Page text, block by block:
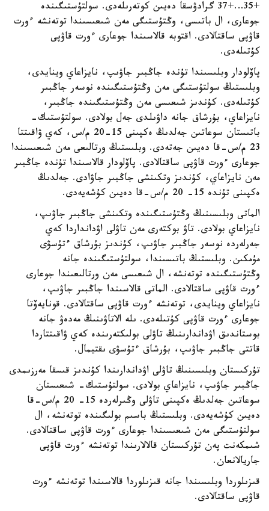
+35…+37 گرادۋسقا دەيىن كوتەرىلەدى. سولتۇستىگىندە
جوعارى، ال باتىسى، وڭتۇستىگى مەن شىعىسىندا توتەنشە ءورت
قاۋپى ساقتالادى. اقتوبە قالاسىندا جوعارى ءورت قاۋپى
كۇتىلەدى.
پاۆلودار وبلىسىندا تۇندە جاڭبىر جاۋىپ، نايزاعاي وينايدى،
وبلىستىڭ سولتۇستىگى مەن وڭتۇستىگىندە نوسەر جاڭبىر
كۇتىلەدى. كۇندىز شىعىسى مەن وڭتۇستىگىندە جاڭبىر،
نايزاعاي، بۇرشاق جانە داۋىلدى جەل بولادى. سولتۇستىك-
باتىستان سوعاتىن جەلدىڭ ەكپىنى 15-20 م/س، كەي ۋاقىتتا
23 م/س-قا دەيىن جەتەدى. وبلىستىڭ ورتالىعى مەن شىعىسىندا
جوعارى ءورت قاۋپى ساقتالادى. پاۆلودار قالاسىندا تۇندە جاڭبىر
مەن نايزاعاي، كۇندىز وتكىنشى جاڭبىر جاۋادى. جەلدىڭ
ەكپىنى تۇندە 15- 20 م/س-قا دەيىن كۇشەيەدى.
الماتى وبلىسىنىڭ وڭتۇستىگىندە وتكىنشى جاڭبىر جاۋىپ،
نايزاعاي بولادى. تاۋ بوكتەرى مەن تاۋلى اۋدانداردا كەي
جەرلەردە نوسەر جاڭبىر جاۋىپ، كۇندىز بۇرشاق ءتۇسۋى
مۇمكىن. وبلىستىڭ باتىسىندا، سولتۇستىگىندە جانە
وڭتۇستىگىندە توتەنشە، ال شىعىسى مەن ورتالىعىندا جوعارى
ءورت قاۋپى ساقتالادى. الماتى قالاسىندا جاڭبىر جاۋىپ،
نايزاعاي وينايدى، توتەنشە ءورت قاۋپى ساقتالادى. قونايەۆتا
جوعارى ءورت قاۋپى كۇتىلەدى. ىلە الاتاۋىنىڭ مەدەۋ جانە
بوستاندىق اۋداندارىنىڭ تاۋلى بولىكتەرىندە كەي ۋاقىتتاردا
قاتتى جاڭبىر جاۋىپ، بۇرشاق ءتۇسۋى ىقتيمال.
تۇركىستان وبلىسىنىڭ تاۋلى اۋداندارىندا كۇندىز قىسقا مەرزىمدى
جاڭبىر جاۋىپ، نايزاعاي بولادى. سولتۇستىك- شىعىستان
سوعاتىن جەلدىڭ ەكپىنى تاۋلى وڭىرلەردە 15- 20 م/س-قا
دەيىن كۇشەيەدى. وبلىستىڭ باسىم بولىگىندە توتەنشە، ال
سولتۇستىگى مەن شىعىسىندا جوعارى ءورت قاۋپى ساقتالادى.
شىمكەنت پەن تۇركىستان قالالارىندا توتەنشە ءورت قاۋپى
جاريالانعان.
قىزىلوردا وبلىسىندا جانە قىزىلوردا قالاسىندا توتەنشە ءورت
قاۋپى ساقتالادى.